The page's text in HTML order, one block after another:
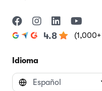
4.8
Idioma